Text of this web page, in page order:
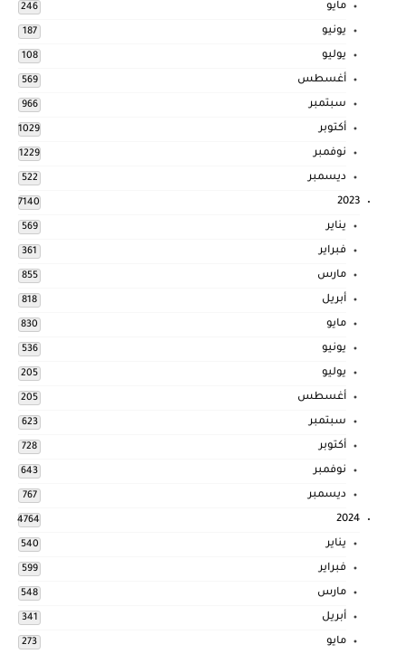
مايو 246
يونيو 187
يوليو 108
أغسطس 569
سبتمبر 966
أكتوبر 1029
نوفمبر 1229
ديسمبر 522
2023
7140
يناير 569
فبراير 361
مارس 855
أبريل 818
مايو 830
يونيو 536
يوليو 205
أغسطس 205
سبتمبر 623
أكتوبر 728
نوفمبر 643
ديسمبر 767
2024
4764
يناير 540
فبراير 599
مارس 548
أبريل 341
مايو 273